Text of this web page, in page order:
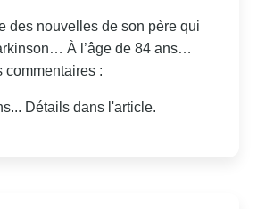
des nouvelles de son père qui
À l’âge de 84 ans…
commentaires :
Détails dans l'article.